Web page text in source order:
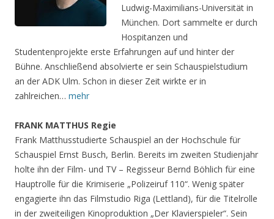
Ludwig-Maximilians-Universität in
München. Dort sammelte er durch
Hospitanzen und
Studentenprojekte erste Erfahrungen auf und hinter der
Bühne. Anschließend absolvierte er sein Schauspielstudium
an der ADK Ulm. Schon in dieser Zeit wirkte er in
zahlreichen… mehr
FRANK MATTHUS Regie
Frank Matthusstudierte Schauspiel an der Hochschule für
Schauspiel Ernst Busch, Berlin. Bereits im zweiten Studienjahr
holte ihn der Film- und TV – Regisseur Bernd Böhlich für eine
Hauptrolle für die Krimiserie „Polizeiruf 110“. Wenig später
engagierte ihn das Filmstudio Riga (Lettland), für die Titelrolle
in der zweiteiligen Kinoproduktion „Der Klavierspieler“. Sein